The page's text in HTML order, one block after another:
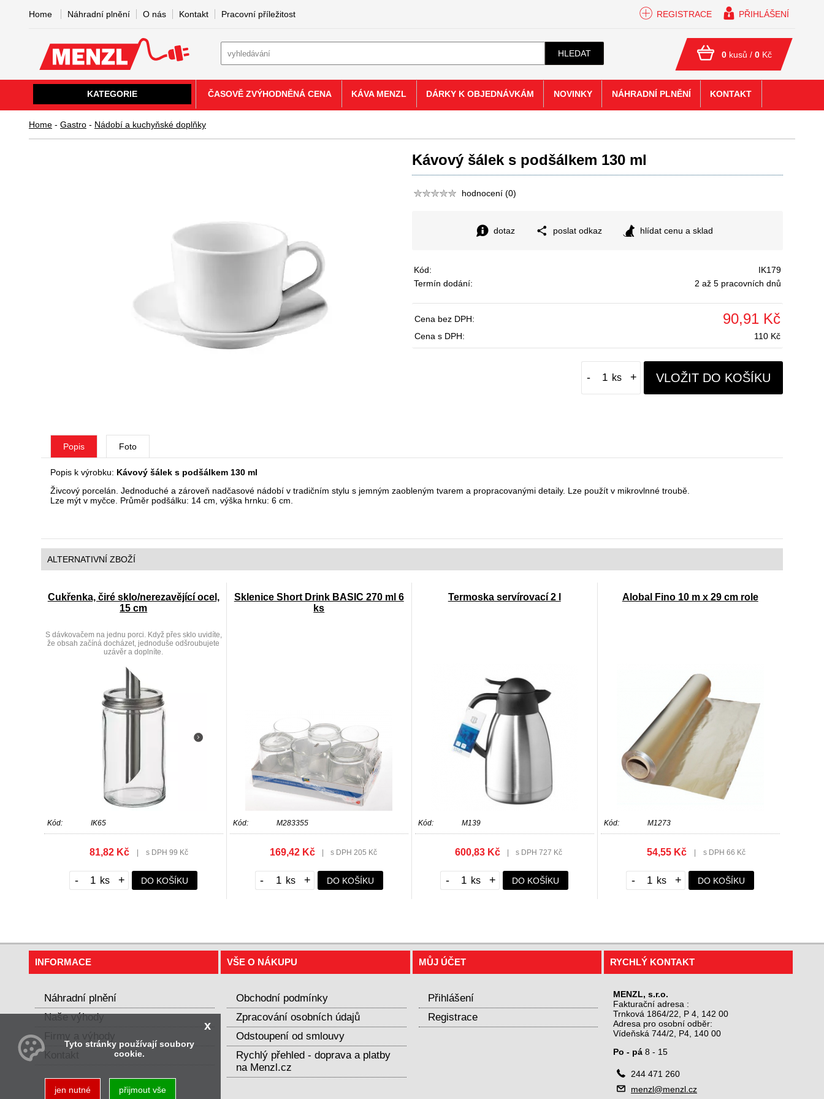
Home - Gastro - Nádobí a kuchyňské doplňky
Kávový šálek s podšálkem 130 ml
hodnocení (0)
dotaz poslat odkaz hlídat cenu a sklad
Kód:
IK179
Termín dodání:
2 až 5 pracovních dnů
Cena bez DPH: 90,91 Kč
Cena s DPH: 110 Kč
- + VLOŽIT DO KOŠÍKU
Popis Foto
Popis k výrobku: Kávový šálek s podšálkem 130 ml
Živcový porcelán. Jednoduché a zároveň nadčasové nádobí v tradičním stylu s jemným zaobleným tvarem a propracovanými detaily. Lze použít v mikrovlnné troubě.
Lze mýt v myčce. Průměr podšálku: 14 cm, výška hrnku: 6 cm.
ALTERNATIVNÍ ZBOŽÍ
Cukřenka, čiré sklo/nerezavějící ocel,
15 cm
S dávkovačem na jednu porci. Když přes sklo uvidíte,
že obsah začíná docházet, jednoduše odšroubujete
uzávěr a doplníte.
Kód: IK65
81,82 Kč s DPH 99 Kč
- + DO KOŠÍKU
Sklenice Short Drink BASIC 270 ml 6
ks
Kód: M283355
169,42 Kč s DPH 205 Kč
- + DO KOŠÍKU
Termoska servírovací 2 l
Kód: M139
600,83 Kč s DPH 727 Kč
- + DO KOŠÍKU
Alobal Fino 10 m x 29 cm role
Kód: M1273
54,55 Kč s DPH 66 Kč
- + DO KOŠÍKU
Home Náhradní plnění O nás Kontakt Pracovní příležitost REGISTRACE PŘIHLÁŠENÍ
HLEDAT 0 kusů /0 Kč
INFORMACE
Náhradní plnění
Naše výhody
VŠE O NÁKUPU
Obchodní podmínky
Zpracování osobních údajů
Odstoupení od smlouvy
Rychlý přehled - doprava a platby
na Menzl.cz
MŮJ ÚČET
Přihlášení
Registrace
RYCHLÝ KONTAKT
MENZL, s.r.o.
Fakturační adresa :
Trnková 1864/22, P 4, 142 00
Adresa pro osobní odběr:
Vídeňská 744/2, P4, 140 00
Po - pá 8 - 15
 244 471 260
 menzl@menzl.cz
KATEGORIE ČASOVĚ ZVÝHODNĚNÁ CENA KÁVA MENZL DÁRKY K OBJEDNÁVKÁM NOVINKY NÁHRADNÍ PLNĚNÍ KONTAKT
x
Tyto stránky používají soubory
cookie.
jen nutné přijmout vše